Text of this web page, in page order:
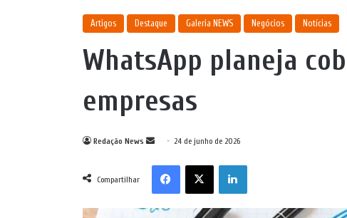
Artigos Destaque Galeria NEWS Negócios Notícias
WhatsApp planeja
empresas
Redação News
Mande
mail
24 de junho de 2026
Compartilhar
FacebookX Linkedin